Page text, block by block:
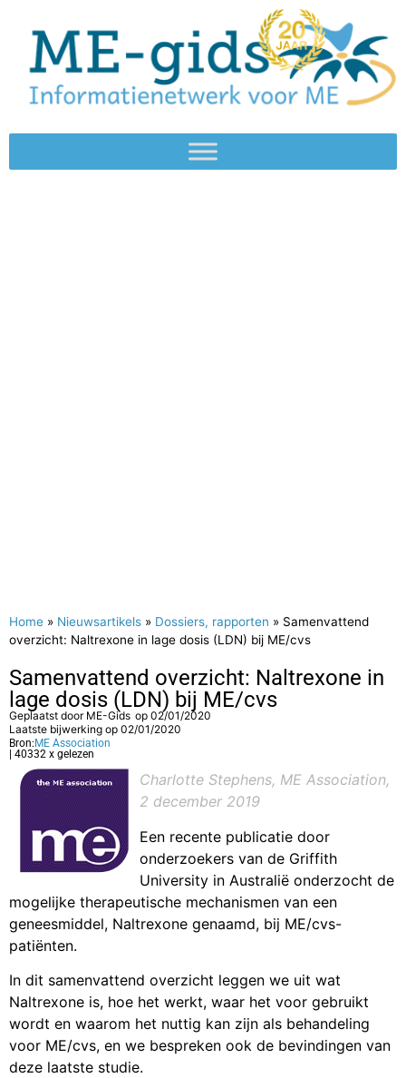
Home » Nieuwsartikels » Dossiers, rapporten » Samenvattend
overzicht: Naltrexone in lage dosis (LDN) bij ME/cvs
Samenvattend overzicht: Naltrexone in
lage dosis (LDN) bij ME/cvs
Geplaatst door ME-Gids op 02/01/2020
Laatste bijwerking op 02/01/2020
Bron: ME Association
| 40332 x gelezen
Charlotte Stephens, ME Association,
2 december 2019
Een recente publicatie door
onderzoekers van de Griffith
University in Australië onderzocht de
mogelijke therapeutische mechanismen van een
geneesmiddel, Naltrexone genaamd, bij ME/cvs-
patiënten.
In dit samenvattend overzicht leggen we uit wat
Naltrexone is, hoe het werkt, waar het voor gebruikt
wordt en waarom het nuttig kan zijn als behandeling
voor ME/cvs, en we bespreken ook de bevindingen van
deze laatste studie.